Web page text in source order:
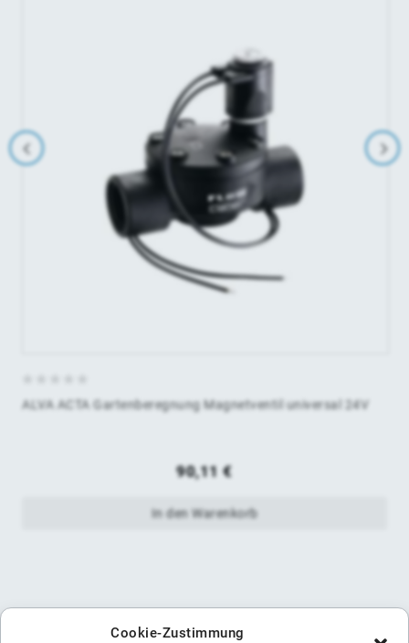
Cookie-Zustimmung
ALVA ACTA Gartenberegnung Magnetventil universal 24V
90,11€
In den Warenkorb